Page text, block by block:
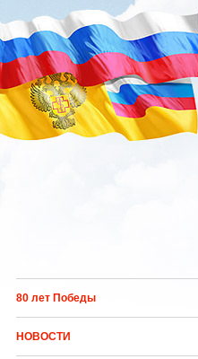
Перейти к основному содержанию
80 лет Победы
НОВОСТИ